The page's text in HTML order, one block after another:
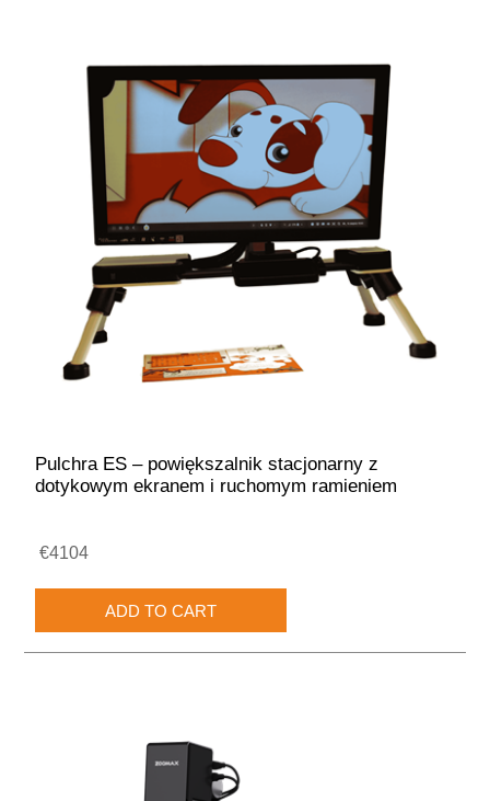
Pulchra ES – powiększalnik stacjonarny z
dotykowym ekranem i ruchomym ramieniem
€4104